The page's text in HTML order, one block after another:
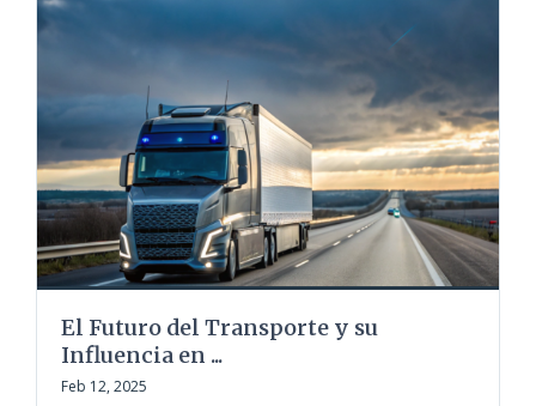
El Futuro del Transporte y su
Influencia en ...
Feb 12, 2025